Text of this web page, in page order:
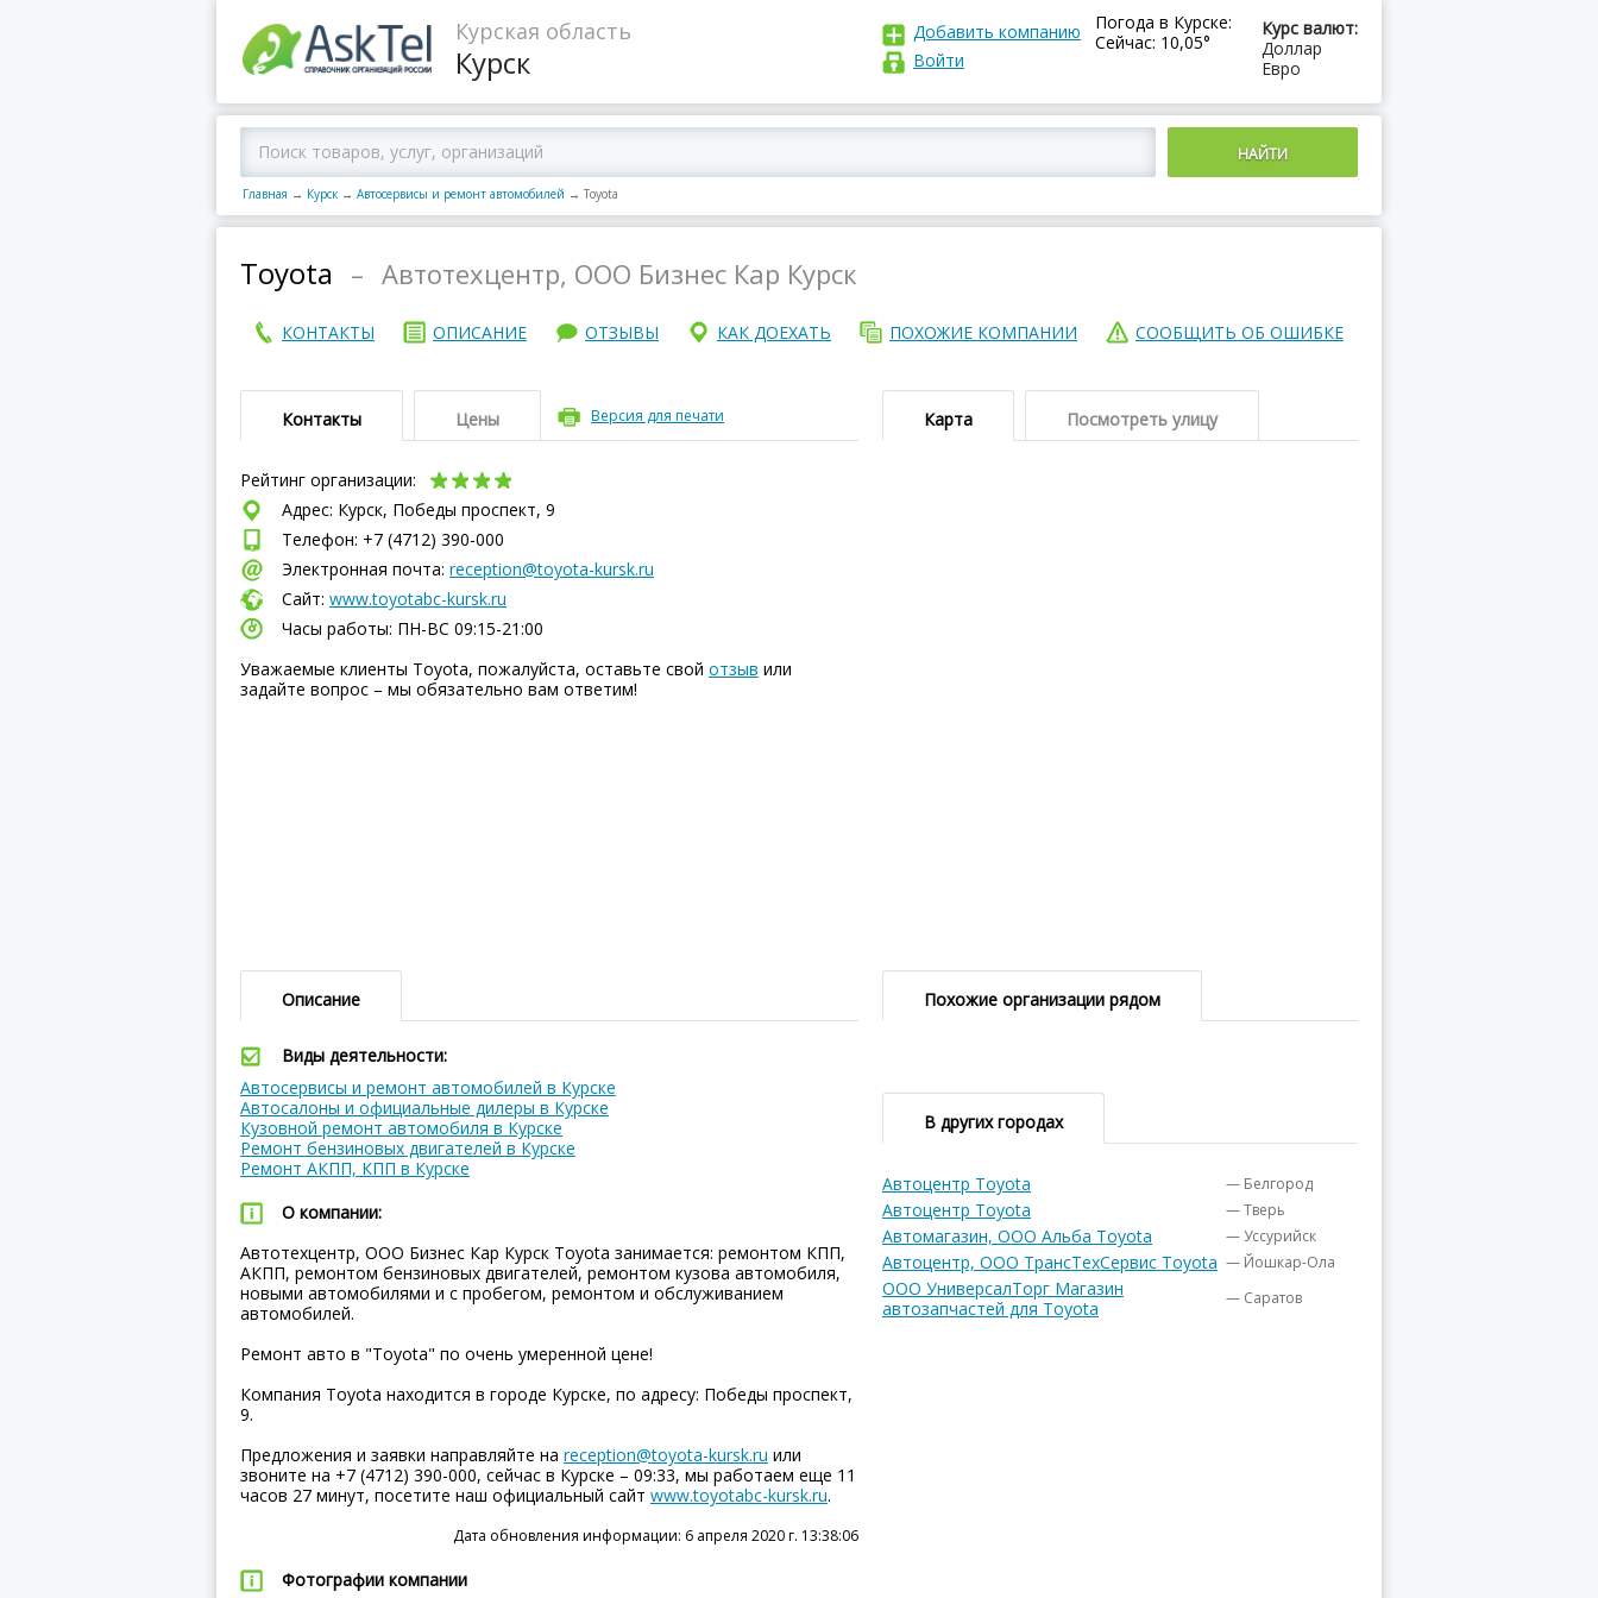
Курская область
Курск
Курс валют:
Доллар
Евро
Погода в Курске:
Сейчас: 10,05°
Добавить компанию
Войти
Главная → Курск → Автосервисы и ремонт автомобилей → Toyota
Toyota – Автотехцентр, ООО Бизнес Кар Курск
КОНТАКТЫ ОПИСАНИЕ ОТЗЫВЫ КАК ДОЕХАТЬ ПОХОЖИЕ КОМПАНИИ СООБЩИТЬ ОБ ОШИБКЕ
Контакты Цены Версия для печати
Рейтинг организации:
Адрес: Курск, Победы проспект, 9
Телефон: +7 (4712) 390-000
Электронная почта: reception@toyota-kursk.ru
Сайт: www.toyotabc-kursk.ru
Часы работы: ПН-ВC 09:15-21:00
Уважаемые клиенты Toyota, пожалуйста, оставьте свой отзыв или
задайте вопрос – мы обязательно вам ответим!
Карта Посмотреть улицу
Описание
Виды деятельности:
Автосервисы и ремонт автомобилей в Курске
Автосалоны и официальные дилеры в Курске
Кузовной ремонт автомобиля в Курске
Ремонт бензиновых двигателей в Курске
Ремонт АКПП, КПП в Курске
О компании:
Автотехцентр, ООО Бизнес Кар Курск Toyota занимается: ремонтом КПП,
АКПП, ремонтом бензиновых двигателей, ремонтом кузова автомобиля,
новыми автомобилями и с пробегом, ремонтом и обслуживанием
автомобилей.
Ремонт авто в "Toyota" по очень умеренной цене!
Компания Toyota находится в городе Курске, по адресу: Победы проспект,
9.
Предложения и заявки направляйте на reception@toyota-kursk.ru или
звоните на +7 (4712) 390-000, сейчас в Курске – 09:33, мы работаем еще 11
часов 27 минут, посетите наш официальный сайт www.toyotabc-kursk.ru.
Дата обновления информации: 6 апреля 2020 г. 13:38:06
Фотографии компании
Похожие организации рядом
В других городах
Автоцентр Toyota — Белгород
Автоцентр Toyota — Тверь
Автомагазин, ООО Альба Toyota — Уссурийск
Автоцентр, ООО ТрансТехСервис Toyota — Йошкар-Ола
ООО УниверсалТорг Магазин
автозапчастей для Toyota
— Саратов